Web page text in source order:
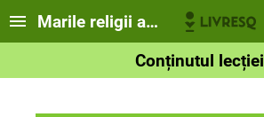
Marile religii ale lumii
Conținutul lecției